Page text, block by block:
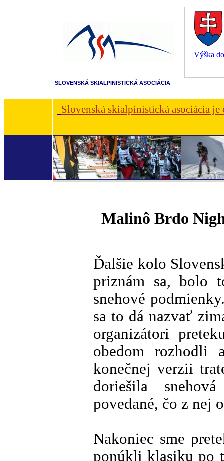
Výška
SLOVENSKÁ SKIALPINISTICKÁ ASOCIÁCIA
Slovenská skialpinistická asociácia
Malinô Brdo
Ďalšie kolo
priznám sa, bolo
snehové
sa to dá nazvať
organizátori
obedom rozhodli
konečnej verzii
doriešila
povedané, čo z nej
Nakoniec sme
ponúkli klasiku po